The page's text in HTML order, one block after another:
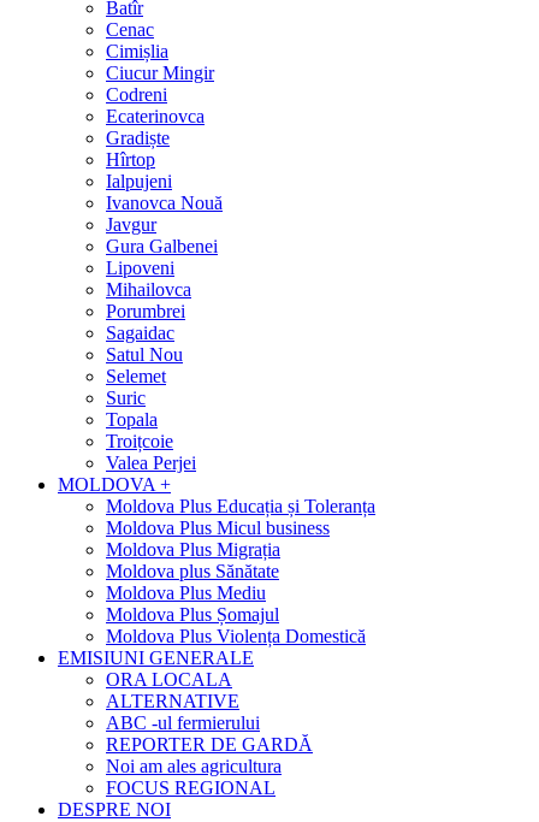
Batîr
Cenac
Cimișlia
Ciucur Mingir
Codreni
Ecaterinovca
Gradiște
Hîrtop
Ialpujeni
Ivanovca Nouă
Javgur
Gura Galbenei
Lipoveni
Mihailovca
Porumbrei
Sagaidac
Satul Nou
Selemet
Suric
Topala
Troițcoie
Valea Perjei
MOLDOVA +
Moldova Plus Educația și Toleranța
Moldova Plus Micul business
Moldova Plus Migrația
Moldova plus Sănătate
Moldova Plus Mediu
Moldova Plus Șomajul
Moldova Plus Violența Domestică
EMISIUNI GENERALE
ORA LOCALA
ALTERNATIVE
ABC -ul fermierului
REPORTER DE GARDĂ
Noi am ales agricultura
FOCUS REGIONAL
DESPRE NOI